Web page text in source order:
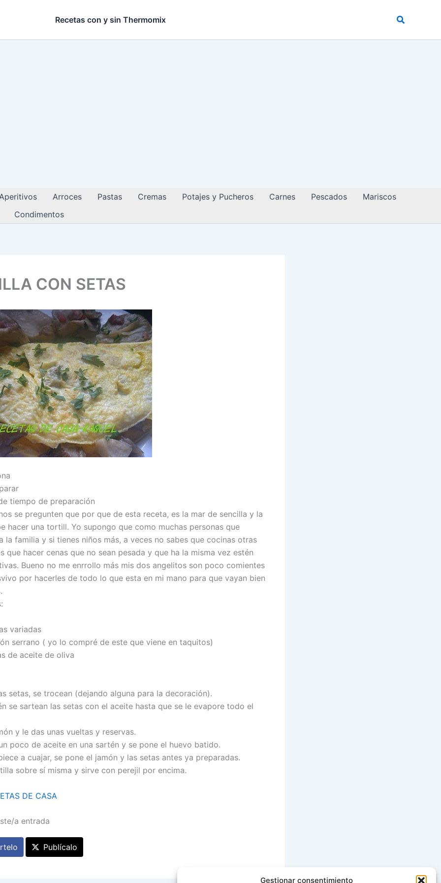
Gestionar consentimiento
Recetas con y sin Thermomix Buscar
Arroces Pastas Cremas Potajes y Pucheros Carnes Pescados
Mariscos
Condimentos
CON SETAS
tiempo de preparación
se pregunten que por que de esta receta, es la mar de sencilla y la
hacer una tortill. Yo supongo que como muchas personas que
la familia y si tienes niños más, a veces no sabes que cocinas otras
que hacer cenas que no sean pesada y que ha la misma vez estén
Bueno no me enrrollo más mis dos angelitos son poco comientes
por hacerles de todo lo que esta en mi mano para que vayan bien
variadas
serrano ( yo lo compré de este que viene en taquitos)
de aceite de oliva
setas, se trocean (dejando alguna para la decoración).
se sartean las setas con el aceite hasta que se le evapore todo el
y le das unas vueltas y reservas.
poco de aceite en una sartén y se pone el huevo batido.
a cuajar, se pone el jamón y las setas antes ya preparadas.
sobre sí misma y sirve con perejil por encima.
DE CASA
a entrada
Publícalo